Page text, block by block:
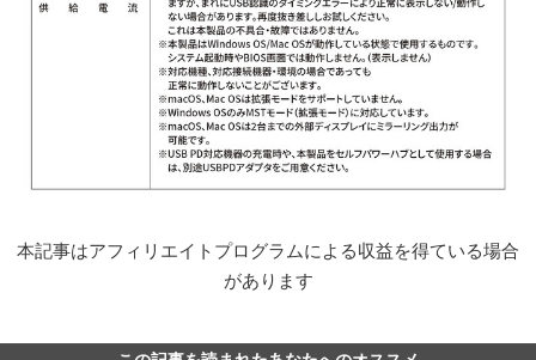
本記事はアフィリエイトプログラムによる収益を得ている場合
があります